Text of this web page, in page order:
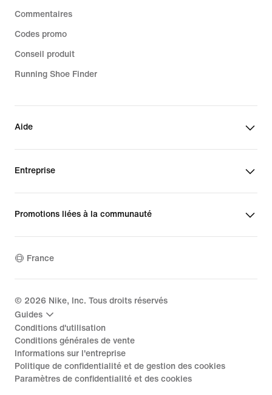
Commentaires
Codes promo
Conseil produit
Running Shoe Finder
Aide
Entreprise
Promotions liées à la communauté
France
© 2026 Nike, Inc. Tous droits réservés
Guides
Conditions d'utilisation
Conditions générales de vente
Informations sur l'entreprise
Politique de confidentialité et de gestion des cookies
Paramètres de confidentialité et des cookies